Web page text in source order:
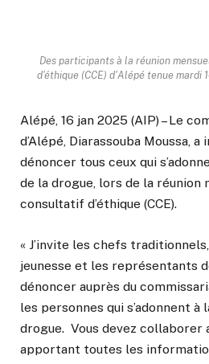
Des participants à la réunion
d'éthique (CCE) d'Alépé tenue mardi
Alépé, 16 jan 2025 (AIP) – Le
d’Alépé, Diarassouba Moussa,
dénoncer tous ceux qui
de la drogue, lors de la réunion
consultatif d’éthique (CCE).
« J’invite les chefs
jeunesse et les représentants
dénoncer auprès du
les personnes qui s’adonnent
drogue. Vous devez collaborer
apportant toutes les